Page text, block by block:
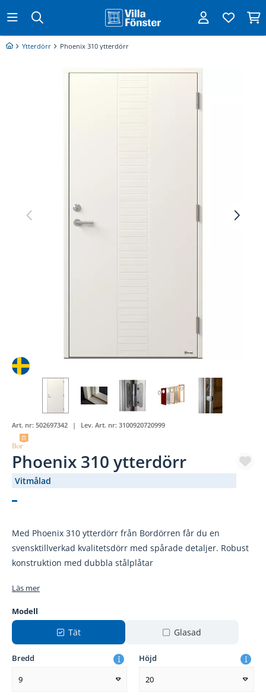
Ytterdörr Phoenix 310 ytterdörr
Art. nr: 502697342 Lev. Art. nr: 3100920720999
Phoenix 310 ytterdörr
Vitmålad
Med Phoenix 310 ytterdörr från Bordörren får du en
svensktillverkad kvalitetsdörr med spårade detaljer. Robust
konstruktion med dubbla stålplåtar
Läs mer
Modell
Tät Glasad
Bredd
9
Höjd
20